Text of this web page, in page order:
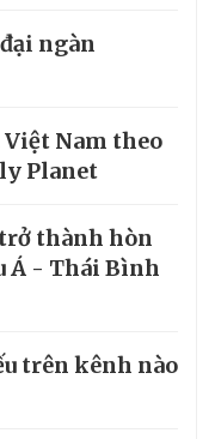
ngàn
Việt Nam theo
Planet
thành hòn
Á - Thái Bình
trên kênh nào